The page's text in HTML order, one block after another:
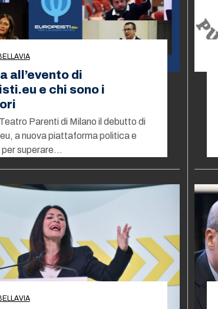
all’evento di
e chi sono i
Parenti di Milano il debutto di
a nuova piattaforma politica e
superare…